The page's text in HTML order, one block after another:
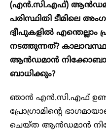
(എൻ‌.സി‌.എഫ്)
പരിസ്ഥിതി ടീമിലെ
ദ്വീപുകളിൽ
നടത്തുന്നത്?
ആൻഡമാൻ
ബാധിക്കും?
ഞാൻ എൻ‌.സി‌.എഫ്
പ്രോഗ്രാമിന്റെ
ചെയ്ത ആൻഡമാൻ